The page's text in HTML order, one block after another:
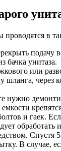
в
подачу
бачка унитаза.
или
шланга, через
нужно
емкости
и гаек.
Спустя
В случае,